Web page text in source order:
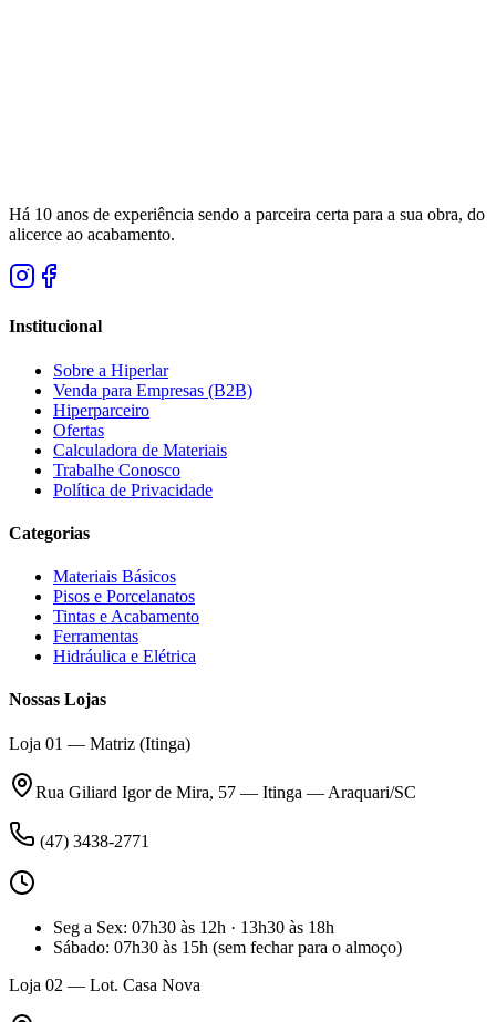
Há 10 anos de experiência sendo a parceira certa para a sua obra, do
alicerce ao acabamento.
Institucional
Sobre a Hiperlar
Venda para Empresas (B2B)
Hiperparceiro
Ofertas
Calculadora de Materiais
Trabalhe Conosco
Política de Privacidade
Categorias
Materiais Básicos
Pisos e Porcelanatos
Tintas e Acabamento
Ferramentas
Hidráulica e Elétrica
Nossas Lojas
Loja 01 — Matriz (Itinga)
Rua Giliard Igor de Mira, 57 — Itinga — Araquari/SC
(47) 3438-2771
Seg a Sex: 07h30 às 12h · 13h30 às 18h
Sábado: 07h30 às 15h (sem fechar para o almoço)
Loja 02 — Lot. Casa Nova